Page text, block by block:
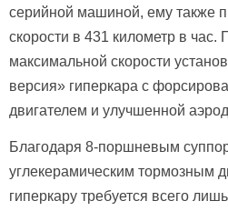
серийной машиной, ему также
скорости в 431 километр в
максимальной скорости
версия» гиперкара с
двигателем и улучшенной
Благодаря 8-поршневым
углекерамическим тормозным
гиперкару требуется всего